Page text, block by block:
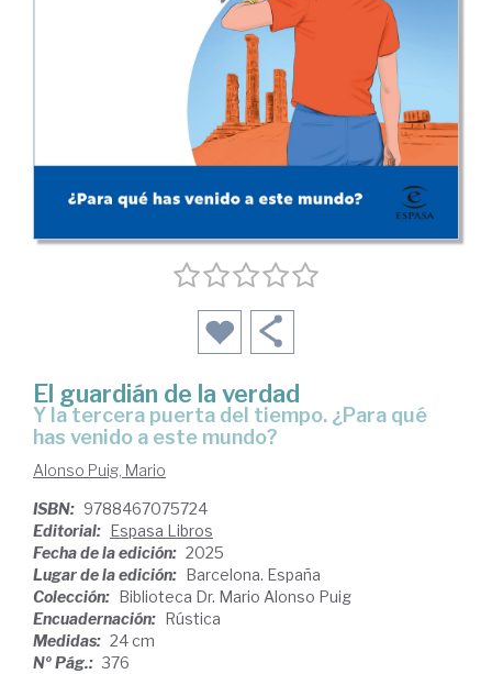
El guardián de la verdad
Y la tercera puerta del tiempo. ¿Para qué
has venido a este mundo?
Alonso Puig, Mario
ISBN: 9788467075724
Editorial: Espasa Libros
Fecha de la edición: 2025
Lugar de la edición: Barcelona. España
Colección: Biblioteca Dr. Mario Alonso Puig
Encuadernación: Rústica
Medidas: 24 cm
Nº Pág.: 376